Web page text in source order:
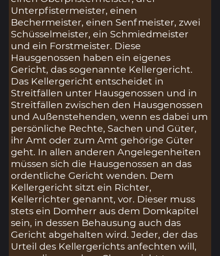
Unterpfistermeister, einen
Bechermeister, einen Senfmeister, zwei
Schüsselmeister, ein Schmiedmeister
und ein Forstmeister. Diese
Hausgenossen haben ein eigenes
Gericht, das sogenannte Kellergericht.
Das Kellergericht entscheidet in
Streitfällen unter Hausgenossen und in
Streitfällen zwischen den Hausgenossen
und Außenstehenden, wenn es dabei um
persönliche Rechte, Sachen und Güter,
ihr Amt oder zum Amt gehörige Güter
geht. In allen anderen Angelegenheiten
müssen sich die Hausgenossen an das
ordentliche Gericht wenden. Dem
Kellergericht sitzt ein Richter,
Kellerrichter genannt, vor. Dieser muss
stets ein Domherr aus dem Domkapitel
sein, in dessen Behausung auch das
Gericht abgehalten wird. Jeder, der das
Urteil des Kellergerichts anfechten will,